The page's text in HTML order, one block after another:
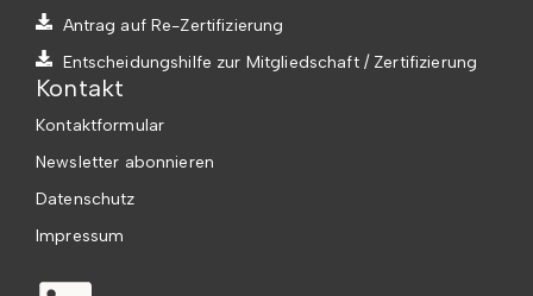
Antrag auf Re-Zertifizierung
Entscheidungshilfe zur Mitgliedschaft / Zertifizierung
Kontakt
Kontaktformular
Newsletter abonnieren
Datenschutz
Impressum